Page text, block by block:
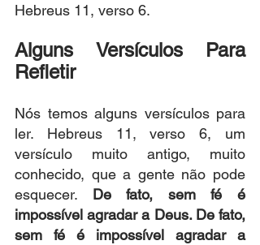
Hebreus 11, verso 6.
Alguns Versículos Para
Refletir
Nós temos alguns versículos para
ler. Hebreus 11, verso 6, um
versículo muito antigo, muito
conhecido, que a gente não pode
esquecer. De fato, sem fé é
impossível agradar a Deus. De fato,
sem fé é impossível agradar a